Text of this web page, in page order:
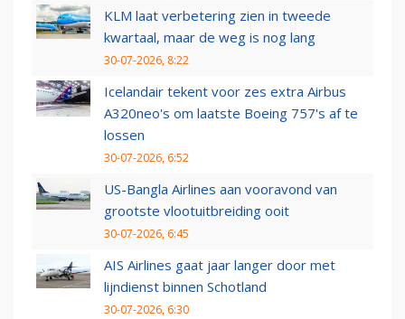
KLM laat verbetering zien in tweede
kwartaal, maar de weg is nog lang
30-07-2026, 8:22
Icelandair tekent voor zes extra Airbus
A320neo's om laatste Boeing 757's af te
lossen
30-07-2026, 6:52
US-Bangla Airlines aan vooravond van
grootste vlootuitbreiding ooit
30-07-2026, 6:45
AIS Airlines gaat jaar langer door met
lijndienst binnen Schotland
30-07-2026, 6:30